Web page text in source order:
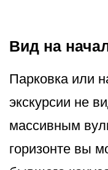
Вид на
Парковка или
экскурсии не
массивным
горизонте вы